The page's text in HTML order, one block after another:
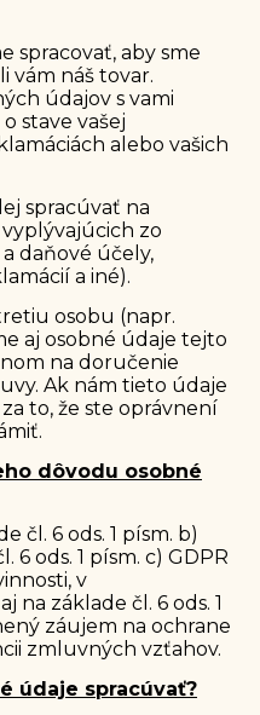
spracovať, aby sme
vám náš tovar.
údajov s vami
stave vašej
alebo vašich
spracúvať na
zo
daňové účely,
a iné).
osobu (napr.
aj osobné údaje tejto
na doručenie
Ak nám tieto údaje
to, že ste oprávnení
dôvodu osobné
čl. 6 ods. 1 písm. b)
6 ods. 1 písm. c) GDPR
v
základe čl. 6 ods. 1
záujem na ochrane
zmluvných vzťahov.
údaje spracúvať?